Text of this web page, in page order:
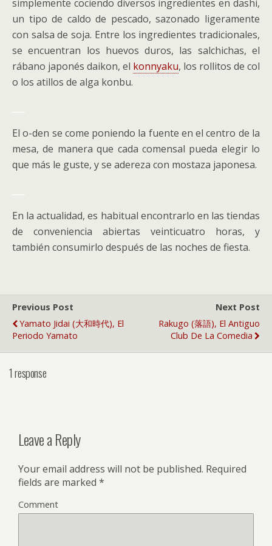
simplemente cociendo diversos ingredientes en dashi,
un tipo de caldo de pescado, sazonado ligeramente
con salsa de soja. Entre los ingredientes tradicionales,
se encuentran los huevos duros, las salchichas, el
rábano japonés daikon, el konnyaku, los rollitos de col
o los atillos de alga konbu.
El o-den se come poniendo la fuente en el centro de la
mesa, de manera que cada comensal pueda elegir lo
que más le guste, y se adereza con mostaza japonesa.
En la actualidad, es habitual encontrarlo en las tiendas
de conveniencia abiertas veinticuatro horas, y
también consumirlo después de las noches de fiesta.
Previous Post
Yamato Jidai (大和時代), El
Periodo Yamato
Next Post
Rakugo (落語), El Antiguo
Club De La Comedia
1 response
Leave a Reply
Your email address will not be published. Required
fields are marked *
Comment